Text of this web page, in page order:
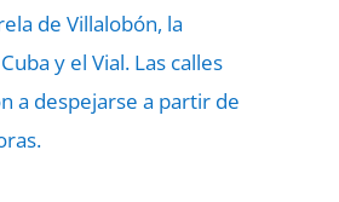
de Villalobón, la
y el Vial. Las calles
a despejarse a partir de